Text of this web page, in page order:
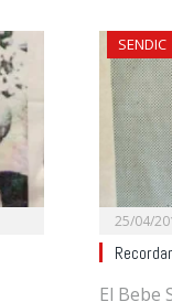
SENDIC
25/04/
El Bebe